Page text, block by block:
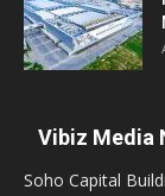
Vibiz Media
Soho Capital